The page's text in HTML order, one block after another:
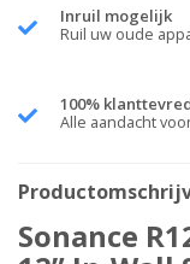
Inruil mogelijk
Ruil uw oude
100%
Alle aandacht
Sonance